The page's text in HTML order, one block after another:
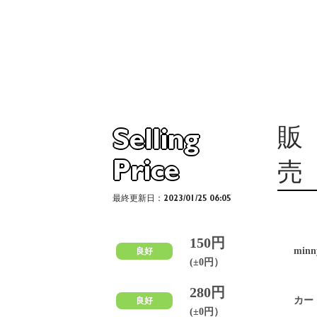
Selling
Price
販
売
最終更新日：2023/01/25 06:05
良好
150円
(±0円）
良好
280円
(±0円）
カー